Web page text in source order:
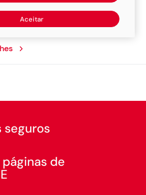
Gofi, 75, 12402580,
seguros
de
Aceitar